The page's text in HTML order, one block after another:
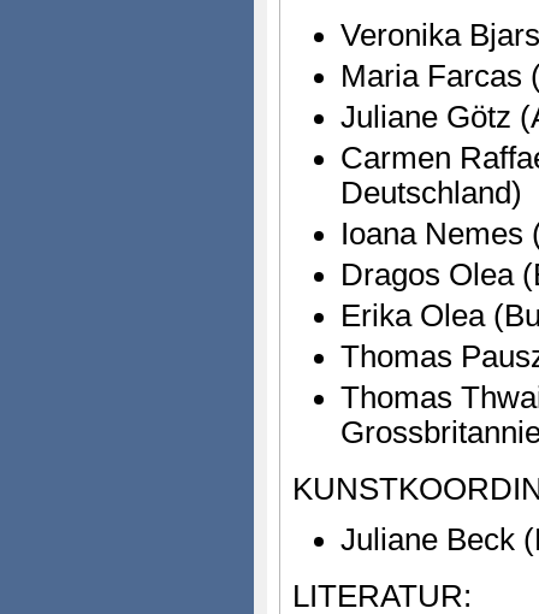
Veronika
Maria Farcas
Juliane Götz
Carmen
Deutschland)
Ioana Nemes
Dragos Olea
Erika Olea
Thomas
Thomas
Juliane Beck
LITERATUR: